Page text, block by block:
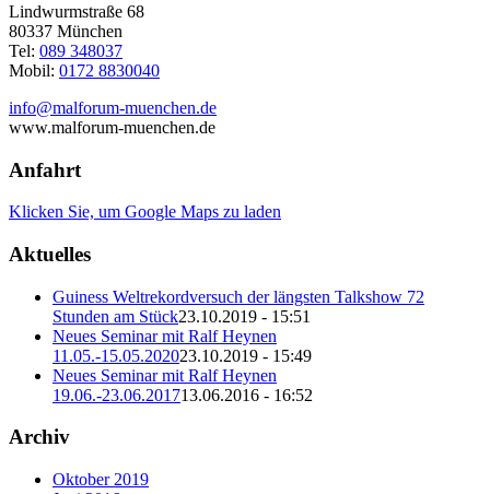
Lindwurmstraße 68
80337 München
Tel: 089 348037
Mobil: 0172 8830040
info@malforum-muenchen.de
www.malforum-muenchen.de
Anfahrt
Klicken Sie, um Google Maps zu laden
Aktuelles
Guiness Weltrekordversuch der längsten Talkshow 72
Stunden am Stück23.10.2019 - 15:51
Neues Seminar mit Ralf Heynen
11.05.-15.05.202023.10.2019 - 15:49
Neues Seminar mit Ralf Heynen
19.06.-23.06.201713.06.2016 - 16:52
Archiv
Oktober 2019